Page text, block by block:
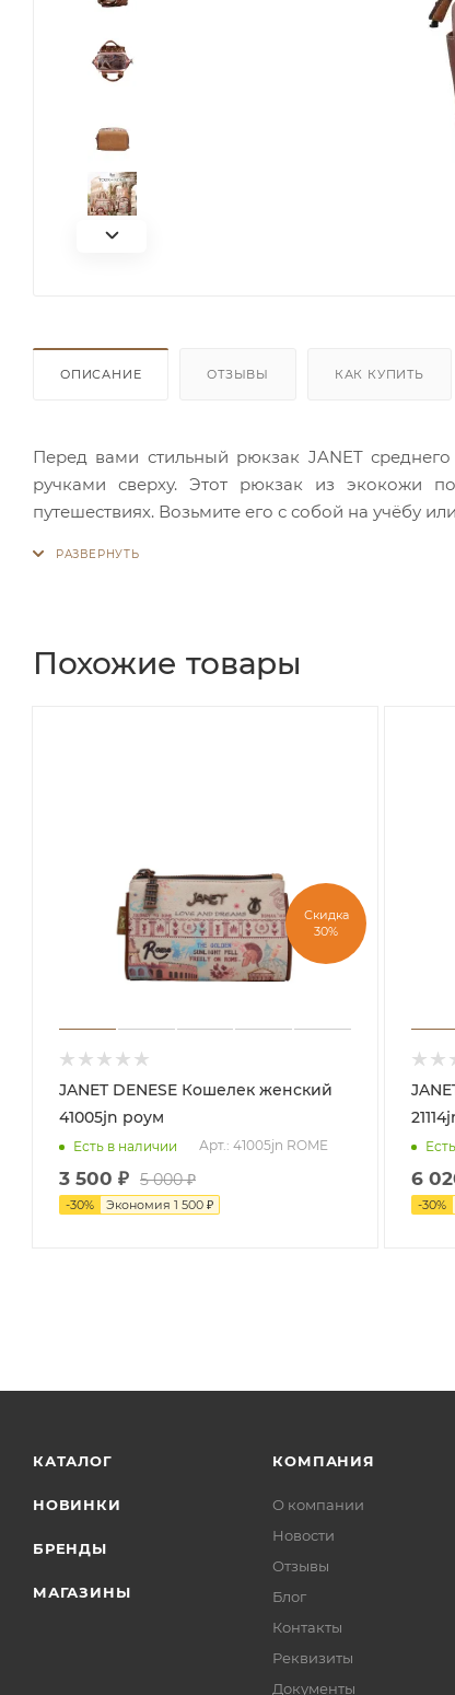
ОПИСАНИЕ ОТЗЫВЫ КАК КУПИТЬ
Перед вами стильный рюкзак JANET
ручками сверху. Этот рюкзак из экокожи
путешествиях. Возьмите его с собой на учёбу
из коллекции JANET A TOUR OF ROME ваш
города красотой! И вы всё ещё в раздумьях?
Похожие товары
Скидка
30%
JANET DENESE Кошелек женский
41005jn роум
Есть в наличии Арт.: 41005jn ROME
3 500 ₽ 5 000₽
-30% Экономия 1 500 ₽
JANET
6
-30%
КАТАЛОГ
НОВИНКИ
БРЕНДЫ
МАГАЗИНЫ
КОМПАНИЯ
О компании
Новости
Отзывы
Блог
Контакты
Реквизиты
Документы